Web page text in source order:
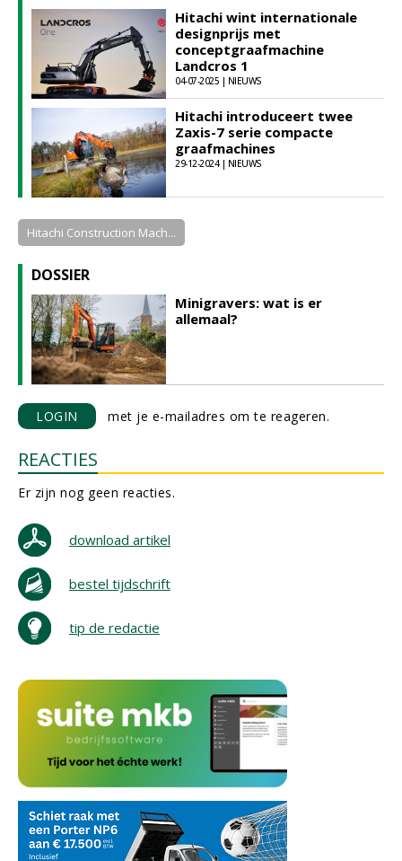
Hitachi wint internationale
designprijs met
conceptgraafmachine
Landcros 1
04-07-2025 | NIEUWS
Hitachi introduceert twee
Zaxis-7 serie compacte
graafmachines
29-12-2024 | NIEUWS
Hitachi Construction Mach...
DOSSIER
Minigravers: wat is er
allemaal?
LOGIN met je e-mailadres om te reageren.
REACTIES
Er zijn nog geen reacties.
download artikel
bestel tijdschrift
tip de redactie